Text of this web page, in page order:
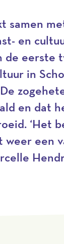
samen
en
de eerste
in
en dat
‘Het
een